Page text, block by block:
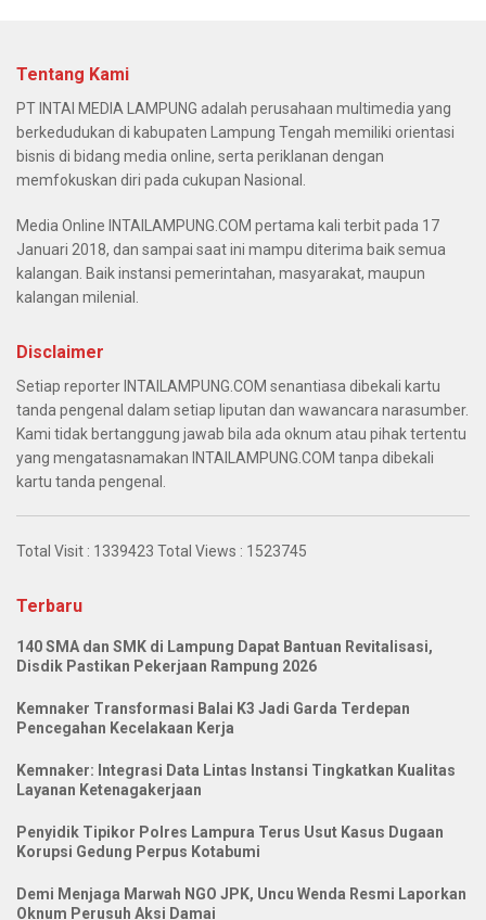
Tentang Kami
PT INTAI MEDIA LAMPUNG adalah perusahaan multimedia yang
berkedudukan di kabupaten Lampung Tengah memiliki orientasi
bisnis di bidang media online, serta periklanan dengan
memfokuskan diri pada cukupan Nasional.
Media Online INTAILAMPUNG.COM pertama kali terbit pada 17
Januari 2018, dan sampai saat ini mampu diterima baik semua
kalangan. Baik instansi pemerintahan, masyarakat, maupun
kalangan milenial.
Disclaimer
Setiap reporter INTAILAMPUNG.COM senantiasa dibekali kartu
tanda pengenal dalam setiap liputan dan wawancara narasumber.
Kami tidak bertanggung jawab bila ada oknum atau pihak tertentu
yang mengatasnamakan INTAILAMPUNG.COM tanpa dibekali
kartu tanda pengenal.
Total Visit : 1339423 Total Views : 1523745
Terbaru
140 SMA dan SMK di Lampung Dapat Bantuan Revitalisasi,
Disdik Pastikan Pekerjaan Rampung 2026
Kemnaker Transformasi Balai K3 Jadi Garda Terdepan
Pencegahan Kecelakaan Kerja
Kemnaker: Integrasi Data Lintas Instansi Tingkatkan Kualitas
Layanan Ketenagakerjaan
Penyidik Tipikor Polres Lampura Terus Usut Kasus Dugaan
Korupsi Gedung Perpus Kotabumi
Demi Menjaga Marwah NGO JPK, Uncu Wenda Resmi Laporkan
Oknum Perusuh Aksi Damai